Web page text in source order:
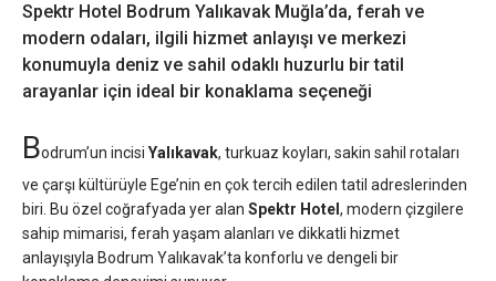
Spektr Hotel Bodrum Yalıkavak Muğla’da, ferah ve
modern odaları, ilgili hizmet anlayışı ve merkezi
konumuyla deniz ve sahil odaklı huzurlu bir tatil
arayanlar için ideal bir konaklama seçeneği
Bodrum’un incisi Yalıkavak, turkuaz koyları, sakin sahil rotaları
ve çarşı kültürüyle Ege’nin en çok tercih edilen tatil adreslerinden
biri. Bu özel coğrafyada yer alan Spektr Hotel , modern çizgilere
sahip mimarisi, ferah yaşam alanları ve dikkatli hizmet
anlayışıyla Bodrum Yalıkavak’ta konforlu ve dengeli bir